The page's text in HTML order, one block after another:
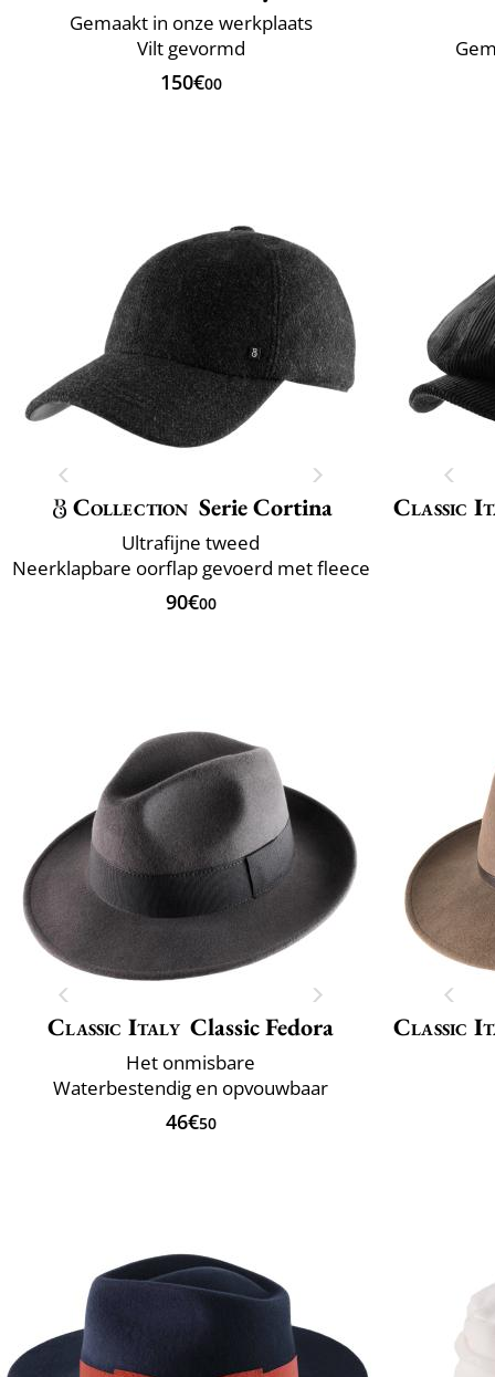
Gemaakt in onze werkplaats
Vilt gevormd
150€00
Collection Serie Cortina
Ultrafijne tweed
Neerklapbare oorflap gevoerd met fleece
90€00
Classic
Classic Italy Classic Fedora
Het onmisbare
Waterbestendig en opvouwbaar
46€50
Classic